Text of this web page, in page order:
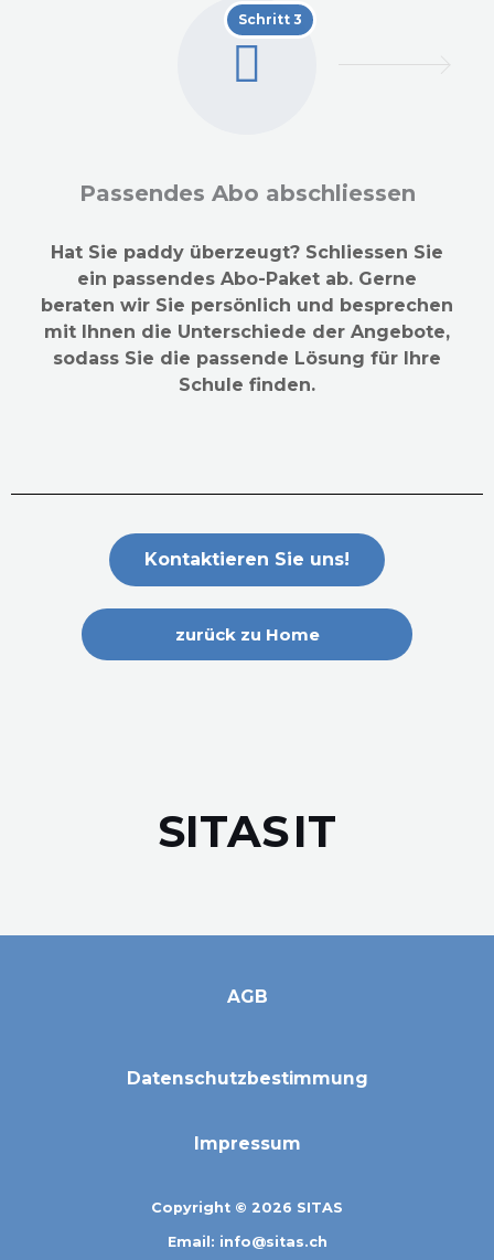
Schritt 3
Passendes Abo abschliessen
Hat Sie paddy überzeugt? Schliessen Sie
ein passendes Abo-Paket ab. Gerne
beraten wir Sie persönlich und besprechen
mit Ihnen die Unterschiede der Angebote,
sodass Sie die passende Lösung für Ihre
Schule finden.
Kontaktieren Sie uns!
zurück zu Home
SITASIT
AGB
Datenschutzbestimmung
Impressum
Copyright © 2026 SITAS
Email: info@sitas.ch